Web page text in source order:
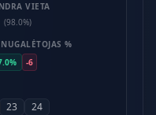
VIETA
(98.0%)
%
-6
23 24